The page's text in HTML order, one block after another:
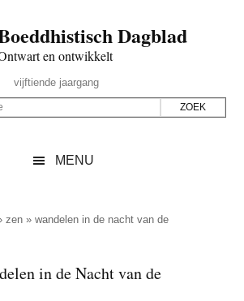
Dagblad
en ontwikkelt
vijftiende jaargang
MENU
zen »wandelen in de nacht van de
in de Nacht van de